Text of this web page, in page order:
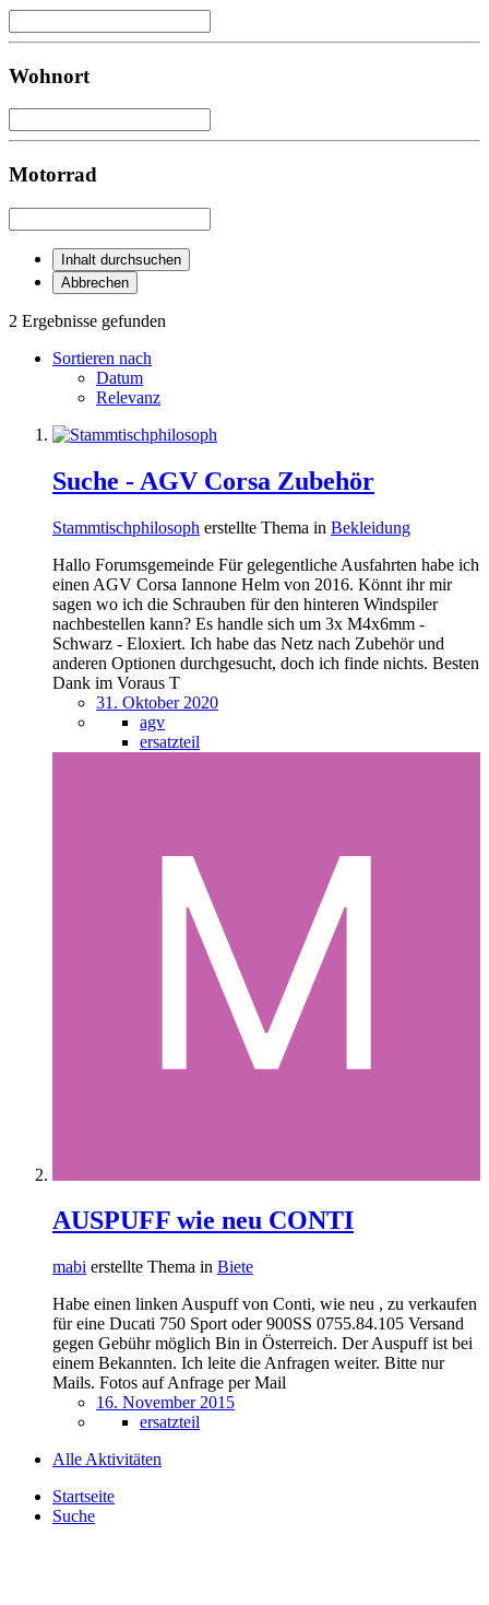
Wohnort
Motorrad
Inhalt durchsuchen
Abbrechen
2 Ergebnisse gefunden
Sortieren nach
Datum
Relevanz
Suche - AGV Corsa Zubehör
Stammtischphilosoph erstellte Thema in Bekleidung
Hallo Forumsgemeinde Für gelegentliche Ausfahrten habe ich
einen AGV Corsa Iannone Helm von 2016. Könnt ihr mir
sagen wo ich die Schrauben für den hinteren Windspiler
nachbestellen kann? Es handle sich um 3x M4x6mm -
Schwarz - Eloxiert. Ich habe das Netz nach Zubehör und
anderen Optionen durchgesucht, doch ich finde nichts. Besten
Dank im Voraus T
31. Oktober 2020
agv
ersatzteil
AUSPUFF wie neu CONTI
mabi erstellte Thema in Biete
Habe einen linken Auspuff von Conti, wie neu , zu verkaufen
für eine Ducati 750 Sport oder 900SS 0755.84.105 Versand
gegen Gebühr möglich Bin in Österreich. Der Auspuff ist bei
einem Bekannten. Ich leite die Anfragen weiter. Bitte nur
Mails. Fotos auf Anfrage per Mail
16. November 2015
ersatzteil
Alle Aktivitäten
Startseite
Suche